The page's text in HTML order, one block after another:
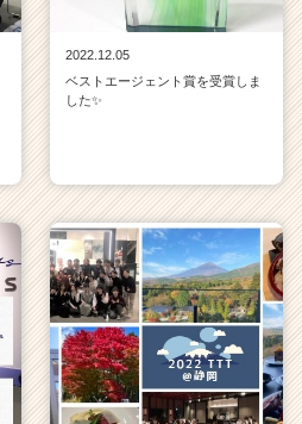
2022.12.05
ベストエージェント賞を受賞しま
した✨